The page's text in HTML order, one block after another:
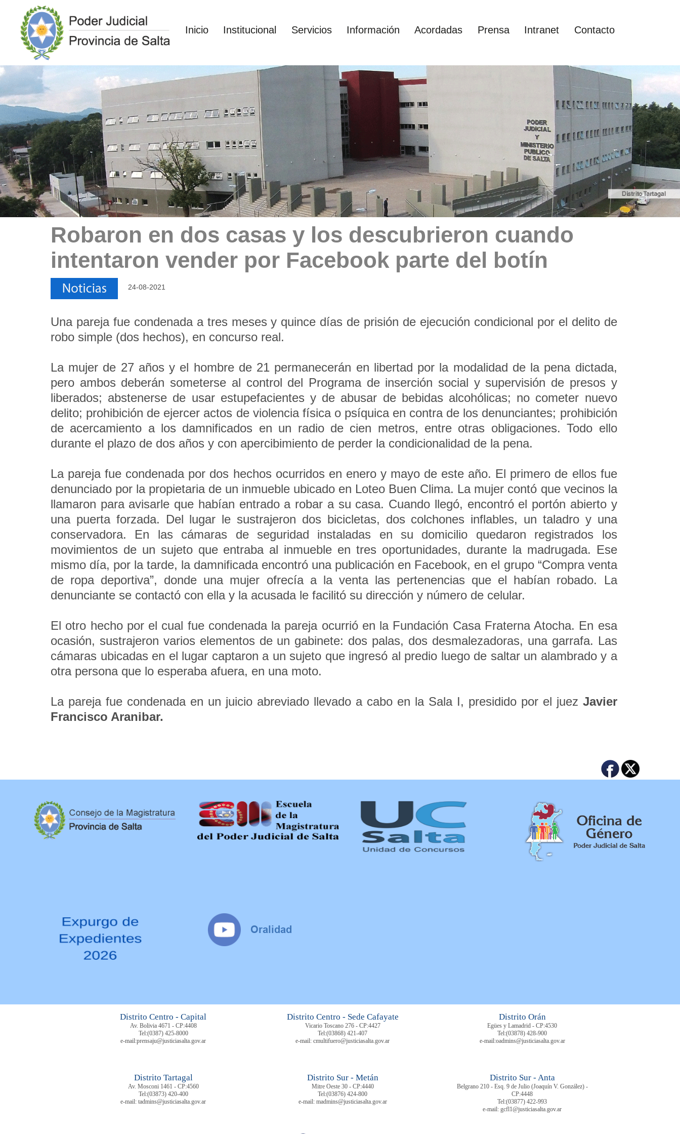
Inicio Institucional Servicios Información Acordadas Prensa Intranet Contacto
Robaron en dos casas y los descubrieron cuando
intentaron vender por Facebook parte del botín
24-08-2021
Una pareja fue condenada a tres meses y quince días de prisión de ejecución condicional por el delito de
robo simple (dos hechos), en concurso real.
La mujer de 27 años y el hombre de 21 permanecerán en libertad por la modalidad de la pena dictada,
pero ambos deberán someterse al control del Programa de inserción social y supervisión de presos y
liberados; abstenerse de usar estupefacientes y de abusar de bebidas alcohólicas; no cometer nuevo
delito; prohibición de ejercer actos de violencia física o psíquica en contra de los denunciantes; prohibición
de acercamiento a los damnificados en un radio de cien metros, entre otras obligaciones. Todo ello
durante el plazo de dos años y con apercibimiento de perder la condicionalidad de la pena.
La pareja fue condenada por dos hechos ocurridos en enero y mayo de este año. El primero de ellos fue
denunciado por la propietaria de un inmueble ubicado en Loteo Buen Clima. La mujer contó que vecinos la
llamaron para avisarle que habían entrado a robar a su casa. Cuando llegó, encontró el portón abierto y
una puerta forzada. Del lugar le sustrajeron dos bicicletas, dos colchones inflables, un taladro y una
conservadora. En las cámaras de seguridad instaladas en su domicilio quedaron registrados los
movimientos de un sujeto que entraba al inmueble en tres oportunidades, durante la madrugada. Ese
mismo día, por la tarde, la damnificada encontró una publicación en Facebook, en el grupo “Compra venta
de ropa deportiva”, donde una mujer ofrecía a la venta las pertenencias que el habían robado. La
denunciante se contactó con ella y la acusada le facilitó su dirección y número de celular.
El otro hecho por el cual fue condenada la pareja ocurrió en la Fundación Casa Fraterna Atocha. En esa
ocasión, sustrajeron varios elementos de un gabinete: dos palas, dos desmalezadoras, una garrafa. Las
cámaras ubicadas en el lugar captaron a un sujeto que ingresó al predio luego de saltar un alambrado y a
otra persona que lo esperaba afuera, en una moto.
La pareja fue condenada en un juicio abreviado llevado a cabo en la Sala I, presidido por el juez Javier
Francisco Aranibar.
Distrito Centro - Capital
Av. Bolivia 4671 - CP:4408
Tel:(0387) 425-8000
e-mail:prensaju@justiciasalta.gov.ar
Distrito Centro - Sede Cafayate
Vicario Toscano 276 - CP:4427
Tel:(03868) 421-407
e-mail: cmultifuero@justiciasalta.gov.ar
Distrito Orán
Egües y Lamadrid - CP:4530
Tel:(03878)428-900
e-mail:oadmins@justiciasalta.gov.ar
Distrito Tartagal
Av. Mosconi 1461 - CP:4560
Tel:(03873) 420-400
e-mail: tadmins@justiciasalta.gov.ar
Distrito Sur - Metán
Mitre Oeste 30 - CP:4440
Tel:(03876) 424-800
e-mail: madmins@justiciasalta.gov.ar
Distrito Sur - Anta
Belgrano 210 - Esq. 9 de Julio (Joaquín V. González) -
CP:4448
Tel:(03877) 422-993
e-mail: gcfl1@justiciasalta.gov.ar